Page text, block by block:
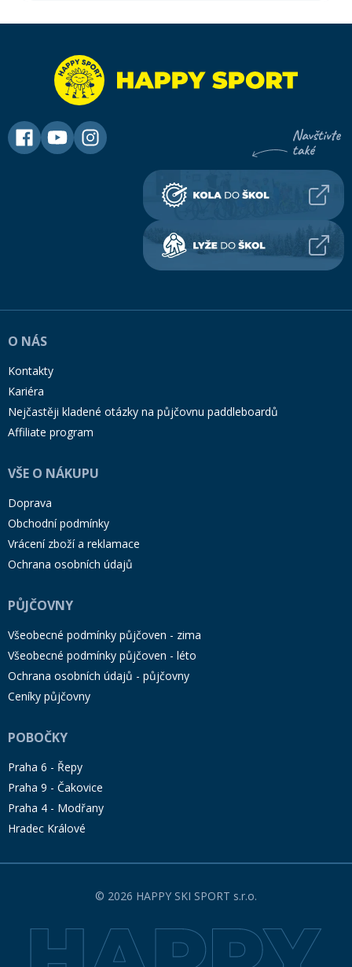
O NÁS
Kontakty
Kariéra
Nejčastěji kladené otázky na půjčovnu paddleboardů
Affiliate program
VŠE O NÁKUPU
Doprava
Obchodní podmínky
Vrácení zboží a reklamace
Ochrana osobních údajů
PŮJČOVNY
Všeobecné podmínky půjčoven - zima
Všeobecné podmínky půjčoven - léto
Ochrana osobních údajů - půjčovny
Ceníky půjčovny
POBOČKY
Praha 6 - Řepy
Praha 9 - Čakovice
Praha 4 - Modřany
Hradec Králové
© 2026 HAPPY SKI SPORT s.r.o.